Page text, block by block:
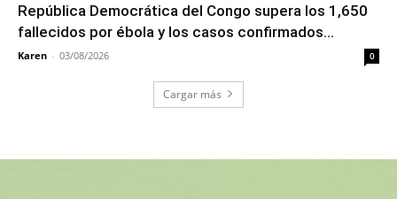
República Democrática del Congo supera los 1,650
fallecidos por ébola y los casos confirmados...
Karen - 03/08/2026 0
Cargar más